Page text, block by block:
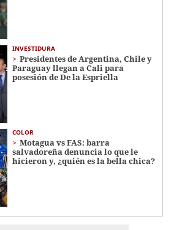
INVESTIDURA
Presidentes de Argentina, Chile y
Paraguay llegan a Cali para
posesión de De la Espriella
COLOR
Motagua vs FAS: barra
salvadoreña denuncia lo que le
hicieron y, ¿quién es la bella chica?